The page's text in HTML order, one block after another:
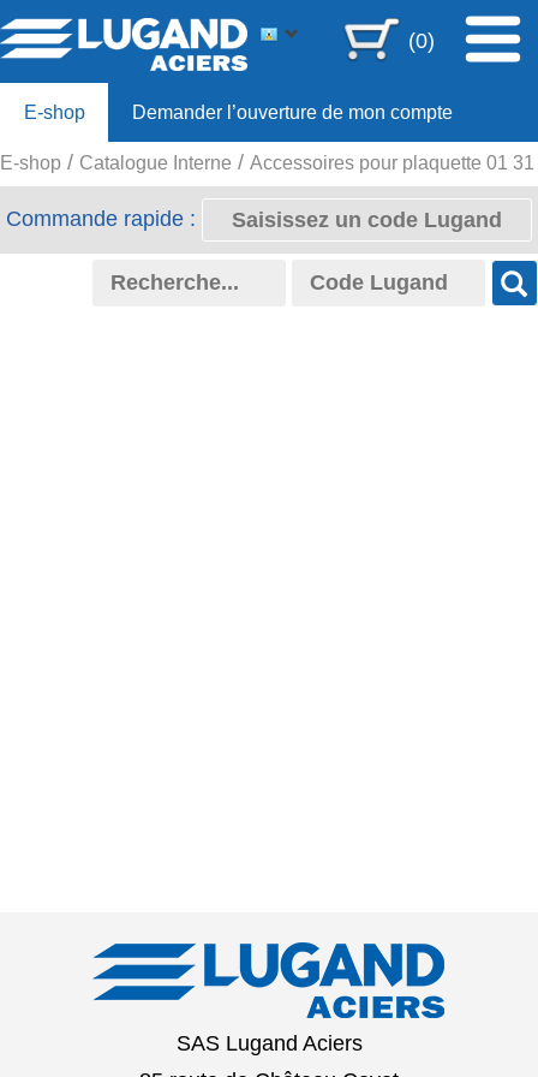
(0)
E-shop Demander l’ouverture de mon compte
Offre 80ans
E-shop Catalogue Interne Accessoires pour plaquette 01 31
Commande rapide :
SAS Lugand Aciers